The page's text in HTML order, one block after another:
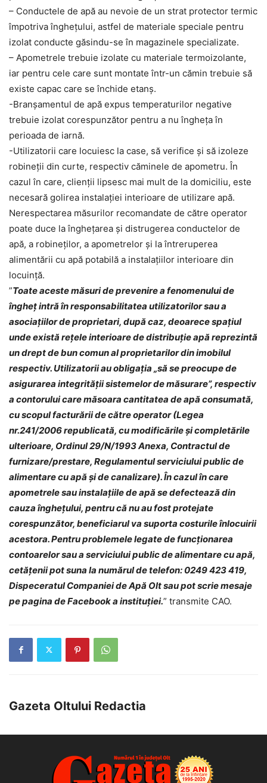
– Conductele de apă au nevoie de un strat protector termic
împotriva îngheţului, astfel de materiale speciale pentru
izolat conducte găsindu-se în magazinele specializate.
– Apometrele trebuie izolate cu materiale termoizolante,
iar pentru cele care sunt montate într-un cămin trebuie să
existe capac care se închide etanş.
-Branşamentul de apă expus temperaturilor negative
trebuie izolat corespunzător pentru a nu îngheţa în
perioada de iarnă.
-Utilizatorii care locuiesc la case, să verifice şi să izoleze
robineţii din curte, respectiv căminele de apometru. În
cazul în care, clienții lipsesc mai mult de la domiciliu, este
necesară golirea instalației interioare de utilizare apă.
Nerespectarea măsurilor recomandate de către operator
poate duce la îngheţarea şi distrugerea conductelor de
apă, a robineţilor, a apometrelor şi la întreruperea
alimentării cu apă potabilă a instalaţiilor interioare din
locuinţă.
”Toate aceste măsuri de prevenire a fenomenului de
îngheţ intră în responsabilitatea utilizatorilor sau a
asociaţiilor de proprietari, după caz, deoarece spaţiul
unde există reţele interioare de distribuţie apă reprezintă
un drept de bun comun al proprietarilor din imobilul
respectiv. Utilizatorii au obligația „să se preocupe de
asigurarea integrității sistemelor de măsurare”, respectiv
a contorului care măsoara cantitatea de apă consumată,
cu scopul facturării de către operator (Legea
nr.241/2006 republicată, cu modificările și completările
ulterioare, Ordinul 29/N/1993 Anexa, Contractul de
furnizare/prestare, Regulamentul serviciului public de
alimentare cu apă și de canalizare). În cazul în care
apometrele sau instalaţiile de apă se defectează din
cauza îngheţului, pentru că nu au fost protejate
corespunzător, beneficiarul va suporta costurile înlocuirii
acestora. Pentru problemele legate de funcţionarea
contoarelor sau a serviciului public de alimentare cu apă,
cetăţenii pot suna la numărul de telefon: 0249 423 419,
Dispeceratul Companiei de Apă Olt sau pot scrie mesaje
pe pagina de Facebook a instituţiei.” transmite CAO.
Gazeta Oltului Redactia